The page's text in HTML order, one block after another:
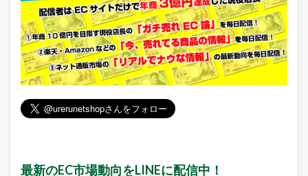
最新のEC市場動向をLINEに配信中！